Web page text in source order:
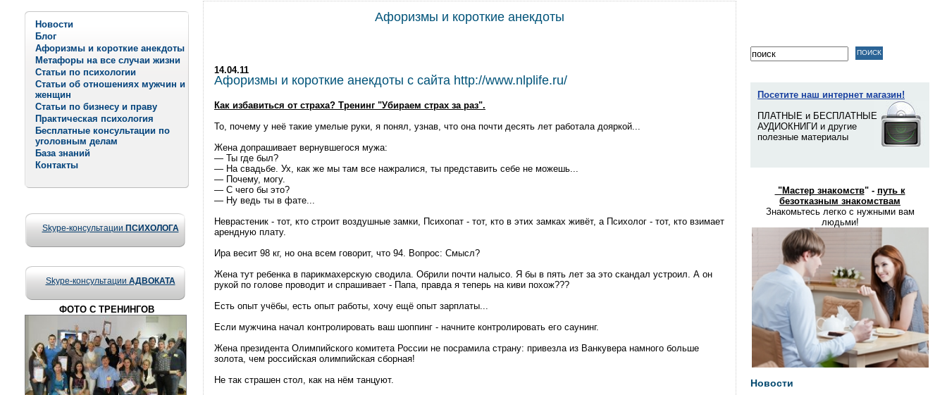
Новости
Блог
Афоризмы и короткие анекдоты
Метафоры на все случаи жизни
Статьи по психологии
Статьи об отношениях мужчин и
женщин
Статьи по бизнесу и праву
Практическая психология
Бесплатные консультации по
уголовным делам
База знаний
Контакты
Skype-консультации ПСИХОЛОГА
Skype-консультации АДВОКАТА
ФОТО С ТРЕНИНГОВ
Афоризмы и короткие анекдоты
14.04.11
Афоризмы и короткие анекдоты с сайта http://www.nlplife.ru/
Как избавиться от страха? Тренинг "Убираем страх за раз".
То, почему у неё такие умелые руки, я понял, узнав, что она почти десять лет работала дояркой...
Жена допрашивает вернувшегося мужа:
— Ты где был?
— На свадьбе. Ух, как же мы там все нажралися, ты представить себе не можешь...
— Почему, могу.
— С чего бы это?
— Ну ведь ты в фате...
Hеврастеник - тот, кто строит воздушные замки, Психопат - тот, кто в этих замках живёт, а Психолог - тот, кто взимает
арендную плату.
Ира весит 98 кг, но она всем говорит, что 94. Вопрос: Смысл?
Жена тут ребенка в парикмахерскую сводила. Обрили почти налысо. Я бы в пять лет за это скандал устроил. А он
рукой по голове проводит и спрашивает - Папа, правда я теперь на киви похож???
Есть опыт учёбы, есть опыт работы, хочу ещё опыт зарплаты...
Если мужчина начал контролировать ваш шоппинг - начните контролировать его саунинг.
Жена президента Олимпийского комитета России не посрамила страну: привезла из Ванкувера намного больше
золота, чем российская олимпийская сборная!
Не так страшен стол, как на нём танцуют.
Посетите наш интернет магазин!
ПЛАТНЫЕ и БЕСПЛАТНЫЕ
АУДИОКНИГИ и другие
полезные материалы
"Мастер знакомств" - путь к
безотказным знакомствам
Знакомьтесь легко с нужными вам
людьми!
Новости